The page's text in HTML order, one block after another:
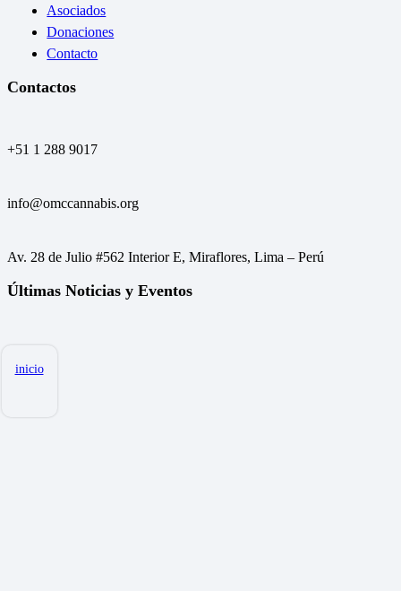
Asociados
Donaciones
Contacto
Contactos
+51 1 288 9017
info@omccannabis.org
Av. 28 de Julio #562 Interior E, Miraflores, Lima – Perú
Últimas Noticias y Eventos
inicio